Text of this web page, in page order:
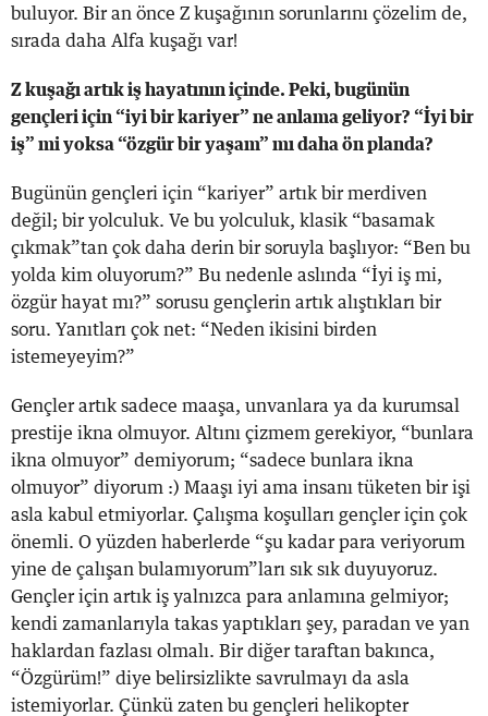
buluyor. Bir an önce Z kuşağının sorunlarını çözelim de,
sırada daha Alfa kuşağı var!
Z kuşağı artık iş hayatının içinde. Peki, bugünün
gençleri için “iyi bir kariyer” ne anlama geliyor? “İyi bir
iş” mi yoksa “özgür bir yaşam” mı daha ön planda?
Bugünün gençleri için “kariyer” artık bir merdiven
değil; bir yolculuk. Ve bu yolculuk, klasik “basamak
çıkmak”tan çok daha derin bir soruyla başlıyor: “Ben bu
yolda kim oluyorum?” Bu nedenle aslında “İyi iş mi,
özgür hayat mı?” sorusu gençlerin artık alıştıkları bir
soru. Yanıtları çok net: “Neden ikisini birden
istemeyeyim?”
Gençler artık sadece maaşa, unvanlara ya da kurumsal
prestije ikna olmuyor. Altını çizmem gerekiyor, “bunlara
ikna olmuyor” demiyorum; “sadece bunlara ikna
olmuyor” diyorum :) Maaşı iyi ama insanı tüketen bir işi
asla kabul etmiyorlar. Çalışma koşulları gençler için çok
önemli. O yüzden haberlerde “şu kadar para veriyorum
yine de çalışan bulamıyorum”ları sık sık duyuyoruz.
Gençler için artık iş yalnızca para anlamına gelmiyor;
kendi zamanlarıyla takas yaptıkları şey, paradan ve yan
haklardan fazlası olmalı. Bir diğer taraftan bakınca,
“Özgürüm!” diye belirsizlikte savrulmayı da asla
istemiyorlar. Çünkü zaten bu gençleri helikopter